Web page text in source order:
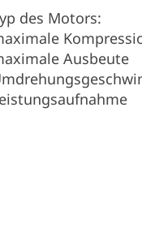
des Motors:
Ausbeute